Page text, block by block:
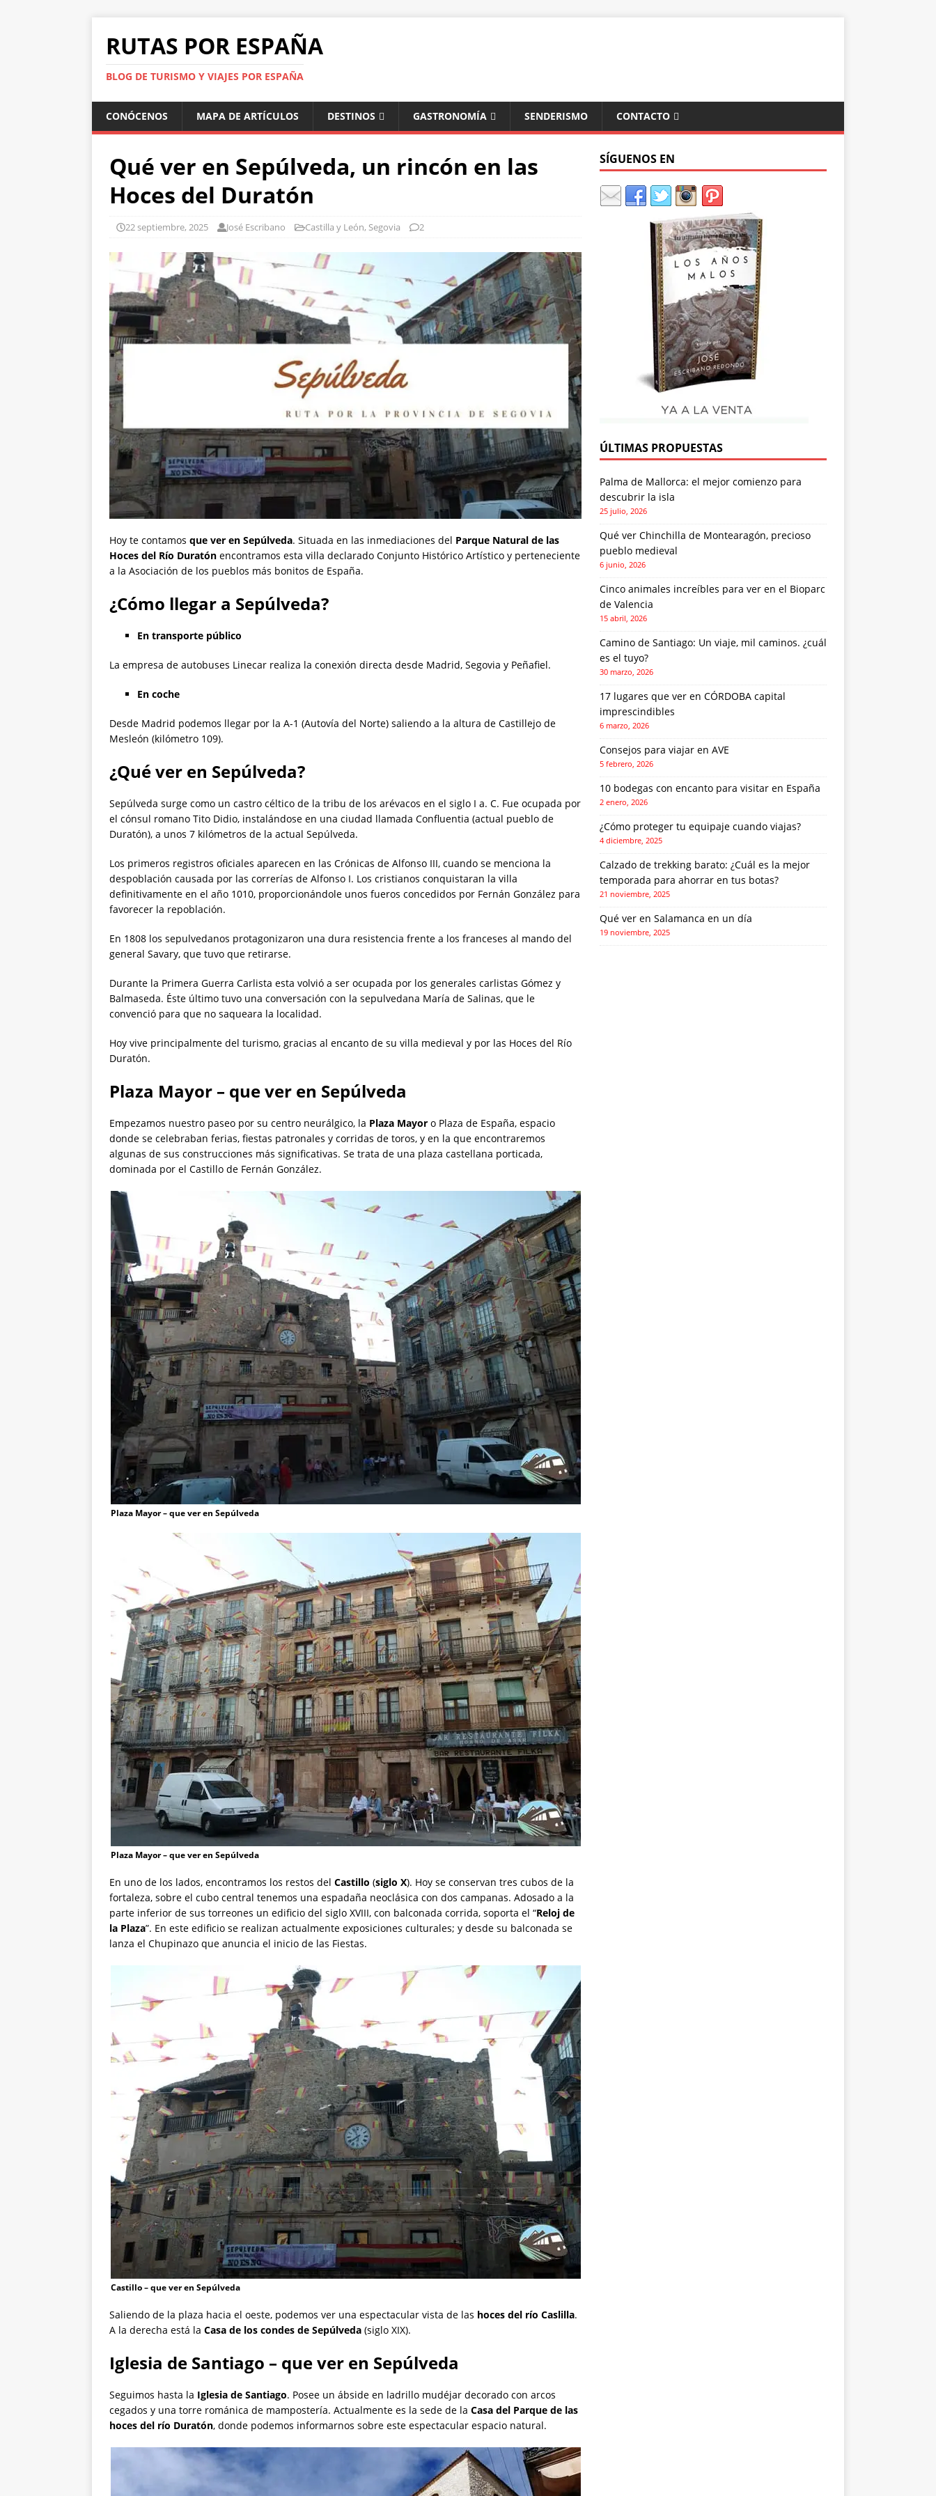
RUTAS POR ESPAÑA
BLOG DE TURISMO Y VIAJES POR ESPAÑA
CONÓCENOS MAPA DE ARTÍCULOS DESTINOS GASTRONOMÍA SENDERISMO CONTACTO
Qué ver en Sepúlveda, un rincón en las
Hoces del Duratón
22 septiembre, 2025 José Escribano Castilla y León, Segovia 2
Hoy te contamos que ver en Sepúlveda. Situada en las inmediaciones del Parque Natural de las
Hoces del Río Duratón encontramos esta villa declarado Conjunto Histórico Artístico y perteneciente
a la Asociación de los pueblos más bonitos de España.
¿Cómo llegar a Sepúlveda?
En transporte público
La empresa de autobuses Linecar realiza la conexión directa desde Madrid, Segovia y Peñafiel.
En coche
Desde Madrid podemos llegar por la A-1 (Autovía del Norte) saliendo a la altura de Castillejo de
Mesleón (kilómetro 109).
¿Qué ver en Sepúlveda?
Sepúlveda surge como un castro céltico de la tribu de los arévacos en el siglo I a. C. Fue ocupada por
el cónsul romano Tito Didio, instalándose en una ciudad llamada Confluentia (actual pueblo de
Duratón), a unos 7 kilómetros de la actual Sepúlveda.
Los primeros registros oficiales aparecen en las Crónicas de Alfonso III, cuando se menciona la
despoblación causada por las correrías de Alfonso I. Los cristianos conquistaran la villa
definitivamente en el año 1010, proporcionándole unos fueros concedidos por Fernán González para
favorecer la repoblación.
En 1808 los sepulvedanos protagonizaron una dura resistencia frente a los franceses al mando del
general Savary, que tuvo que retirarse.
Durante la Primera Guerra Carlista esta volvió a ser ocupada por los generales carlistas Gómez y
Balmaseda. Éste último tuvo una conversación con la sepulvedana María de Salinas, que le
convenció para que no saqueara la localidad.
Hoy vive principalmente del turismo, gracias al encanto de su villa medieval y por las Hoces del Río
Duratón.
Plaza Mayor – que ver en Sepúlveda
Empezamos nuestro paseo por su centro neurálgico, la Plaza Mayor o Plaza de España, espacio
donde se celebraban ferias, fiestas patronales y corridas de toros, y en la que encontraremos
algunas de sus construcciones más significativas. Se trata de una plaza castellana porticada,
dominada por el Castillo de Fernán González.
Plaza Mayor – que ver en Sepúlveda
Plaza Mayor – que ver en Sepúlveda
En uno de los lados, encontramos los restos del Castillo (siglo X). Hoy se conservan tres cubos de la
fortaleza, sobre el cubo central tenemos una espadaña neoclásica con dos campanas. Adosado a la
parte inferior de sus torreones un edificio del siglo XVIII, con balconada corrida, soporta el “Reloj de
la Plaza”. En este edificio se realizan actualmente exposiciones culturales; y desde su balconada se
lanza el Chupinazo que anuncia el inicio de las Fiestas.
Castillo – que ver en Sepúlveda
Saliendo de la plaza hacia el oeste, podemos ver una espectacular vista de las hoces del río Caslilla.
A la derecha está la Casa de los condes de Sepúlveda (siglo XIX).
Iglesia de Santiago – que ver en Sepúlveda
Seguimos hasta la Iglesia de Santiago. Posee un ábside en ladrillo mudéjar decorado con arcos
cegados y una torre románica de mampostería. Actualmente es la sede de la Casa del Parque de las
hoces del río Duratón, donde podemos informarnos sobre este espectacular espacio natural.
SÍGUENOS EN
ÚLTIMAS PROPUESTAS
Palma de Mallorca: el mejor comienzo para
descubrir la isla
25 julio, 2026
Qué ver Chinchilla de Montearagón, precioso
pueblo medieval
6 junio, 2026
Cinco animales increíbles para ver en el Bioparc
de Valencia
15 abril, 2026
Camino de Santiago: Un viaje, mil caminos. ¿cuál
es el tuyo?
30 marzo, 2026
17 lugares que ver en CÓRDOBA capital
imprescindibles
6 marzo, 2026
Consejos para viajar en AVE
5 febrero, 2026
10 bodegas con encanto para visitar en España
2 enero, 2026
¿Cómo proteger tu equipaje cuando viajas?
4 diciembre, 2025
Calzado de trekking barato: ¿Cuál es la mejor
temporada para ahorrar en tus botas?
21 noviembre, 2025
Qué ver en Salamanca en un día
19 noviembre, 2025